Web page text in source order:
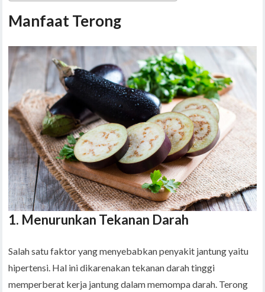
Manfaat Terong
1. Menurunkan Tekanan Darah
Salah satu faktor yang menyebabkan penyakit jantung yaitu
hipertensi. Hal ini dikarenakan tekanan darah tinggi
memperberat kerja jantung dalam memompa darah. Terong